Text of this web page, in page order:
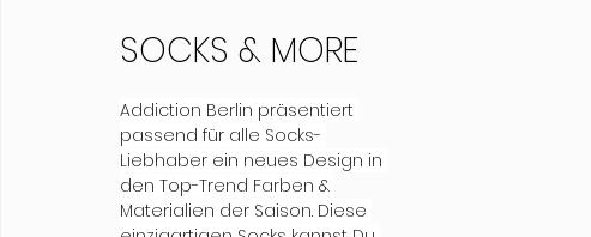
SOCKS & MORE
Addiction Berlin präsentiert
passend für alle Socks-
Liebhaber ein neues Design in
den Top-Trend Farben &
Materialien der Saison. Diese